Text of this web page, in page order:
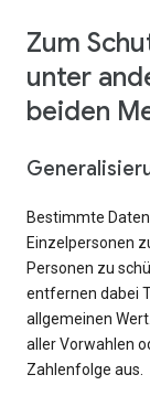
Zum
unter
beiden
Bestimmte
Einzelpersonen
Personen zu
entfernen dabei
allgemeinen
aller Vorwahlen
Zahlenfolge aus.